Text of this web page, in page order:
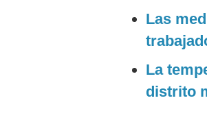
Las
La
distrito